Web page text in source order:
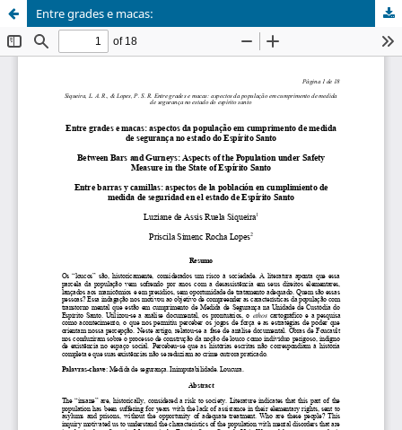
Entre grades e macas: